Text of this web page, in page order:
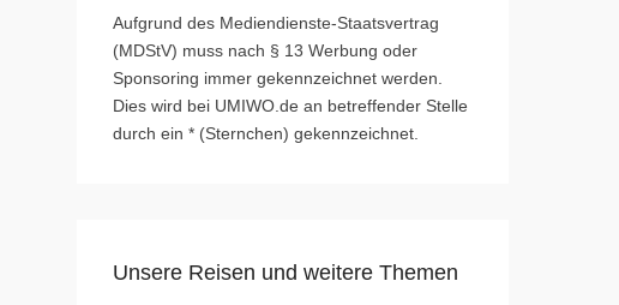
Aufgrund des Mediendienste-Staatsvertrag
(MDStV) muss nach § 13 Werbung oder
Sponsoring immer gekennzeichnet werden.
Dies wird bei UMIWO.de an betreffender Stelle
durch ein * (Sternchen) gekennzeichnet.
Unsere Reisen und weitere Themen